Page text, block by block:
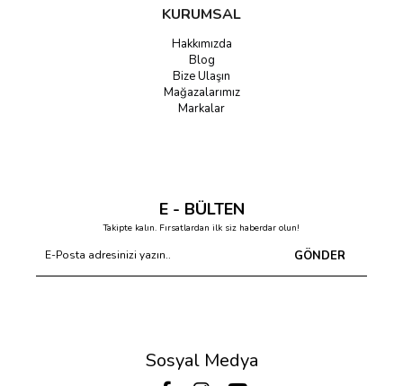
KURUMSAL
Hakkımızda
Blog
Bize Ulaşın
Mağazalarımız
Markalar
E - BÜLTEN
Takipte kalın. Fırsatlardan ilk siz haberdar olun!
GÖNDER
Sosyal Medya